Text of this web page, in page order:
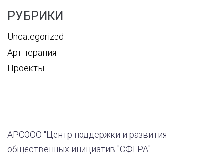
РУБРИКИ
Uncategorized
Арт-терапия
Проекты
АРСООО "Центр поддержки и развития
общественных инициатив "СФЕРА"